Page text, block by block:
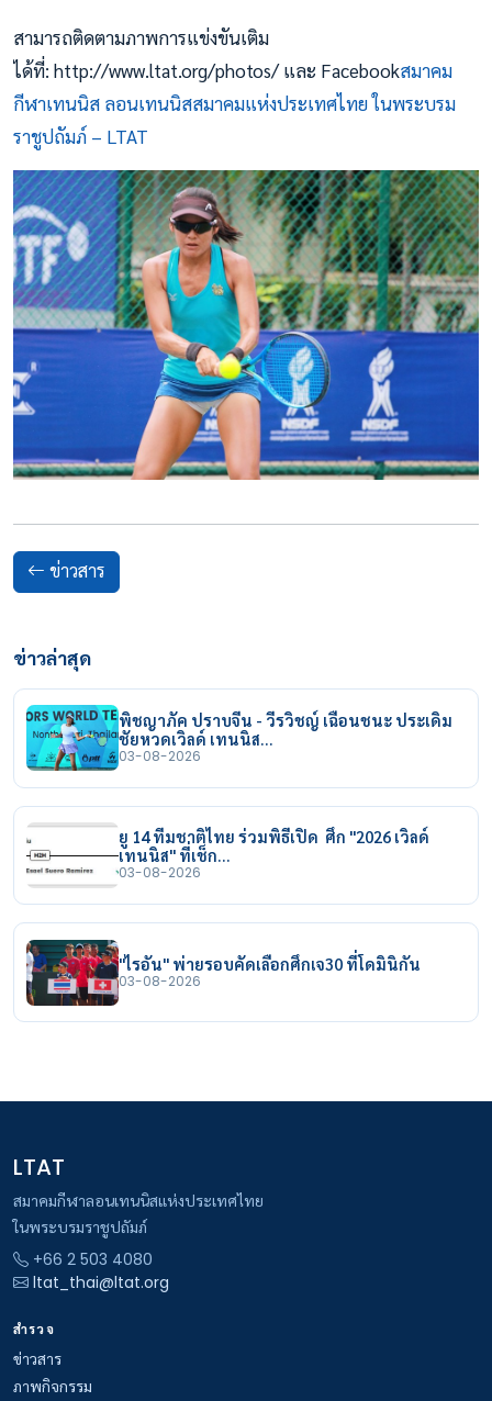
สามารถติดตามภาพการแข่งขันเติม
ได้ที่: http://www.ltat.org/photos/ และ Facebookสมาคม
กีฬาเทนนิส ลอนเทนนิสสมาคมแห่งประเทศไทย ในพระบรม
ราชูปถัมภ์ – LTAT
ข่าวสาร
ข่าวล่าสุด
พิชญาภัค ปราบจีน - วีรวิชญ์ เฉือนชนะ ประเดิม
ชัยหวดเวิลด์ เทนนิส…
03-08-2026
ยู 14 ทีมชาติไทย ร่วมพิธีเปิด ศึก "2026 เวิลด์
เทนนิส" ที่เช็ก…
03-08-2026
"ไรอัน" พ่ายรอบคัดเลือกศึกเจ30 ที่โดมินิกัน
03-08-2026
LTAT
สมาคมกีฬาลอนเทนนิสแห่งประเทศไทย
ในพระบรมราชูปถัมภ์
+66 2 503 4080
ltat_thai@ltat.org
สำรวจ
ข่าวสาร
ภาพกิจกรรม